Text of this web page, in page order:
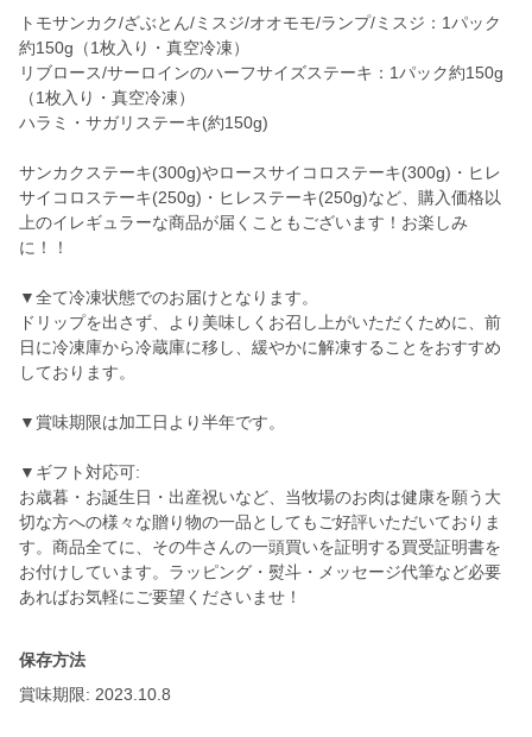
トモサンカク/ざぶとん/ミスジ/オオモモ/ランプ/ミスジ：1パック
約150g（1枚入り・真空冷凍）
リブロース/サーロインのハーフサイズステーキ：1パック約150g
（1枚入り・真空冷凍）
ハラミ・サガリステーキ(約150g)
サンカクステーキ(300g)やロースサイコロステーキ(300g)・ヒレ
サイコロステーキ(250g)・ヒレステーキ(250g)など、購入価格以
上のイレギュラーな商品が届くこともございます！お楽しみ
に！！
▼全て冷凍状態でのお届けとなります。
ドリップを出さず、より美味しくお召し上がいただくために、前
日に冷凍庫から冷蔵庫に移し、緩やかに解凍することをおすすめ
しております。
▼賞味期限は加工日より半年です。
▼ギフト対応可:
お歳暮・お誕生日・出産祝いなど、当牧場のお肉は健康を願う大
切な方への様々な贈り物の一品としてもご好評いただいておりま
す。商品全てに、その牛さんの一頭買いを証明する買受証明書を
お付けしています。ラッピング・熨斗・メッセージ代筆など必要
あればお気軽にご要望くださいませ！
保存方法
賞味期限: 2023.10.8